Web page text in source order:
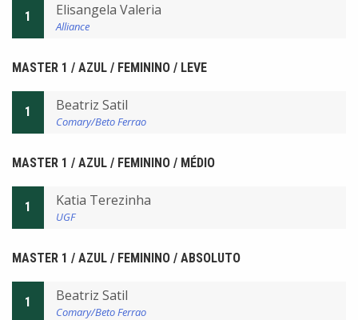
1 Elisangela Valeria
Alliance
MASTER 1 / AZUL / FEMININO / LEVE
1 Beatriz Satil
Comary/Beto Ferrao
MASTER 1 / AZUL / FEMININO / MÉDIO
1 Katia Terezinha
UGF
MASTER 1 / AZUL / FEMININO / ABSOLUTO
1 Beatriz Satil
Comary/Beto Ferrao